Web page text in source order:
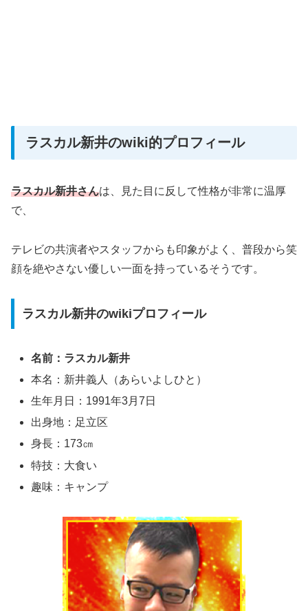
ラスカル新井のwiki的プロフィール
ラスカル新井さんは、見た目に反して性格が非常に温厚
で、
テレビの共演者やスタッフからも印象がよく、普段から笑
顔を絶やさない優しい一面を持っているそうです。
ラスカル新井のwikiプロフィール
名前：ラスカル新井
本名：新井義人（あらいよしひと）
生年月日：1991年3月7日
出身地：足立区
身長：173㎝
特技：大食い
趣味：キャンプ